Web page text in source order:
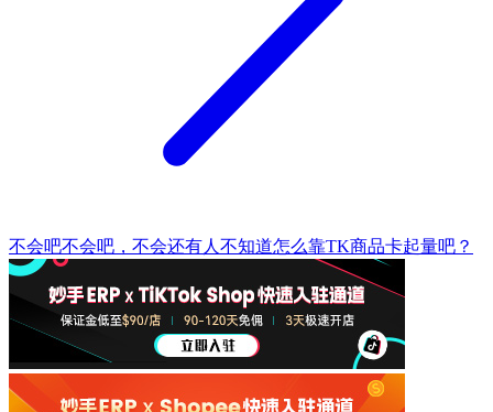
不会吧不会吧，不会还有人不知道怎么靠TK商品卡起量吧？